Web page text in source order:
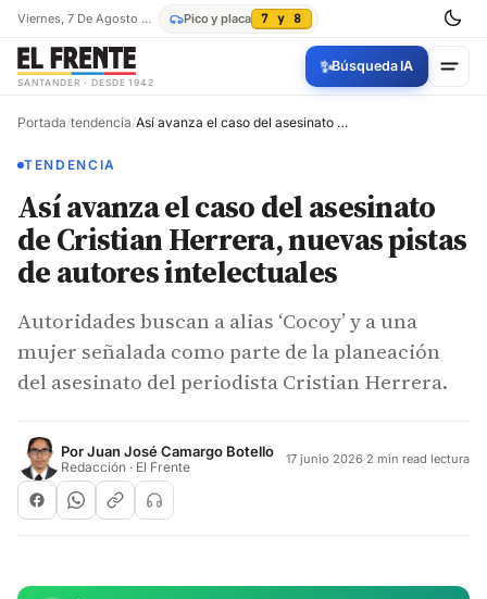
Viernes, 7 De Agosto De 2026 Pico y placa 7 y 8
SANTANDER · DESDE 1942
✨Búsqueda IA
Portada/tendencia/ Así avanza el caso del asesinato de Cristian Herrera, nuevas pistas de autores intelectuales
TENDENCIA
Así avanza el caso del asesinato
de Cristian Herrera, nuevas pistas
de autores intelectuales
Autoridades buscan a alias ‘Cocoy’ y a una
mujer señalada como parte de la planeación
del asesinato del periodista Cristian Herrera.
PorJuan José Camargo Botello
Redacción · El Frente 17 junio 2026·2 min read lectura